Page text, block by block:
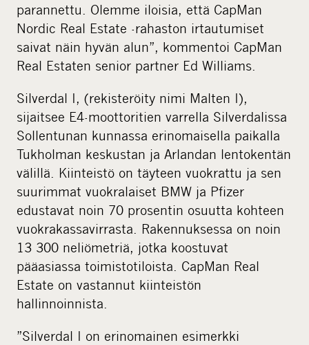
parannettu. Olemme iloisia, että CapMan
Nordic Real Estate -rahaston irtautumiset
saivat näin hyvän alun”, kommentoi CapMan
Real Estaten senior partner Ed Williams.
Silverdal I, (rekisteröity nimi Malten I),
sijaitsee E4-moottoritien varrella Silverdalissa
Sollentunan kunnassa erinomaisella paikalla
Tukholman keskustan ja Arlandan lentokentän
välillä. Kiinteistö on täyteen vuokrattu ja sen
suurimmat vuokralaiset BMW ja Pfizer
edustavat noin 70 prosentin osuutta kohteen
vuokrakassavirrasta. Rakennuksessa on noin
13 300 neliömetriä, jotka koostuvat
pääasiassa toimistotiloista. CapMan Real
Estate on vastannut kiinteistön
hallinnoinnista.
”Silverdal I on erinomainen esimerkki